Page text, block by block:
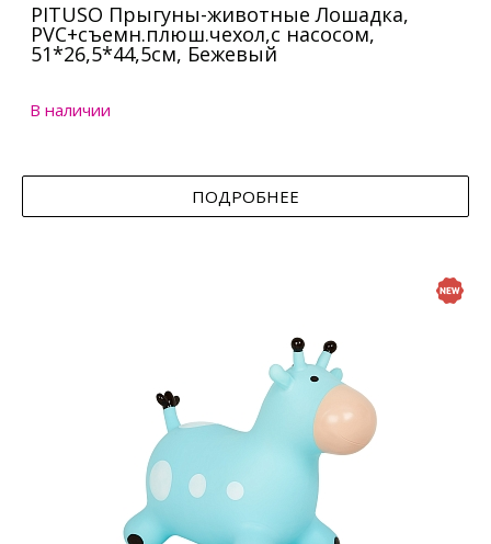
PITUSO Прыгуны-животные Лошадка,
PVC+съемн.плюш.чехол,с насосом,
51*26,5*44,5см, Бежевый
В наличии
ПОДРОБНЕЕ